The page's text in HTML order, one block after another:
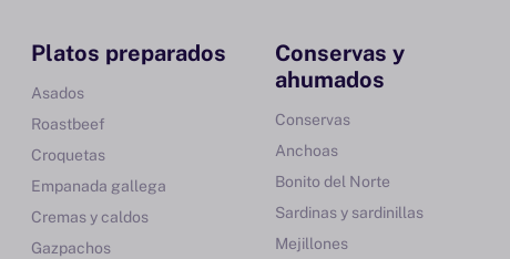
Platos preparados
Asados
Roastbeef
Croquetas
Empanada gallega
Cremas y caldos
Gazpachos
Conservas y
ahumados
Conservas
Anchoas
Bonito del Norte
Sardinas y sardinillas
Mejillones